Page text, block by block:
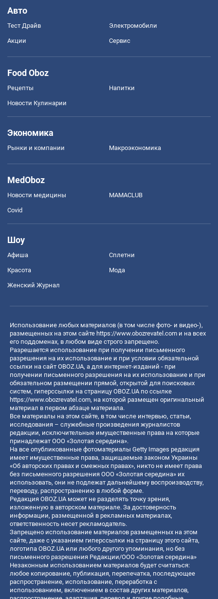
Авто
Тест Драйв Электромобили
Акции Сервис
Food Oboz
Рецепты Напитки
Новости Кулинарии
Экономика
Рынки и компании Mакроэкономика
MedOboz
Новости медицины MAMACLUB
Covid
Шоу
Афиша Сплетни
Красота Мода
Женский Журнал
Использование любых материалов (в том числе фото- и видео-),
размещенных на этом сайте https://www.obozrevatel.com и на всех
его поддоменах, в любом виде строго запрещено.
Разрешается использование при получении письменного
разрешения на их использование и при условии обязательной
ссылки на сайт OBOZ.UA, а для интернет-изданий - при
получении письменного разрешения на их использование и при
обязательном размещении прямой, открытой для поисковых
систем, гиперссылки на страницу OBOZ.UA по ссылке
https://www.obozrevatel.com, на которой размещен оригинальный
материал в первом абзаце материала.
Все материалы на этом сайте, в том числе интервью, статьи,
исследования – служебные произведения журналистов
редакции, исключительные имущественные права на которые
принадлежат ООО «Золотая середина».
На все опубликованные фотоматериалы Getty Images редакция
имеет имущественные права, защищаемые законом Украины
«Об авторских правах и смежных правах», никто не имеет права
без письменного разрешения ООО «Золотая середина» их
использовать, они не подлежат дальнейшему воспроизводству,
переводу, распространению в любой форме.
Редакция OBOZ.UA может не разделять точку зрения,
изложенную в авторском материале. За достоверность
информации, размещенной в рекламных материалах,
ответственность несет рекламодатель.
Запрещено использование материалов размещенных на этом
сайте, даже с указанием гиперссылки на страницу этого сайта,
логотипа OBOZ.UA или любого другого упоминания, но без
письменного разрешения Редакции/ООО «Золотая середина»
Незаконным использованием материалов будет считаться:
любое копирование, публикация, перепечатка, последующее
распространение, использование, переработка с
использованием, включением в состав других материалов,